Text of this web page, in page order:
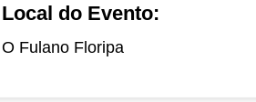
Local do Evento:
O Fulano Floripa